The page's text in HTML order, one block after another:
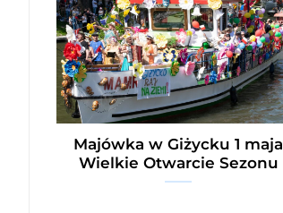
Majówka w Giżycku 1 maja
Wielkie Otwarcie Sezonu